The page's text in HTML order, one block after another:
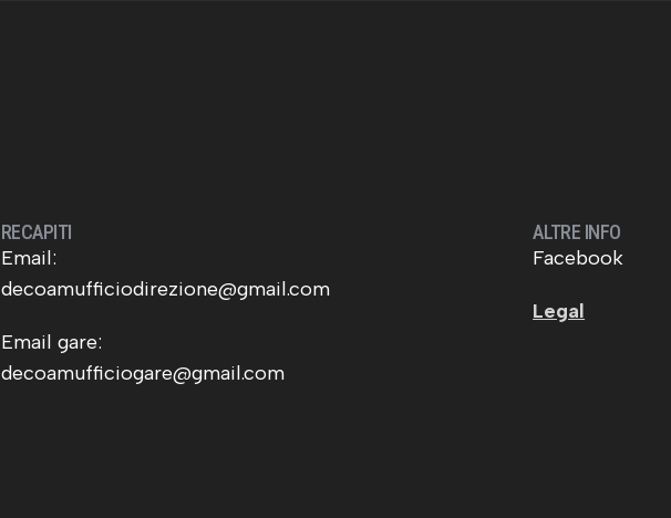
RECAPITI
Email:
decoamufficiodirezione@gmail.com
Email gare:
decoamufficiogare@gmail.com
ALTRE INFO
Facebook
Legal